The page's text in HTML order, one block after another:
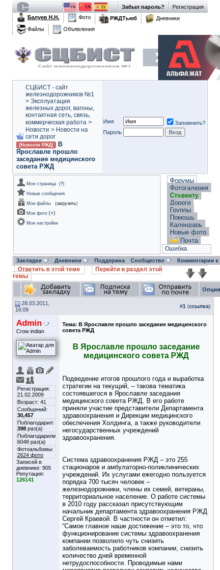
Регистрация
Забыл пароль?
Балуев Н.Н.
Фото РЖДТьюб
Дневники
Файлы
Объявления
СЦБИСТ - сайт
железнодорожников №1
> Эксплуатация
железных дорог, вагоны,
контактная сеть, связь,
коммерческая работа >
Новости > Новости на
сети дорог
[Новости РЖД]
В
Ярославле прошло
заседание медицинского
совета РЖД
Имя
Запомнить?
Пароль
Моя страница (?)
Новые сообщения
Мои файлы
(загрузить)
Мои фото (+)
Мои настройки
Форумы
Фотогалерея
Студенту
Дороги
Группы
Помощь
Календарь
Новые фото
Почта
Ошибка
Закладки Дневники Поддержка Сообщество Комментарии
Ответить в этой теме
Перейти в раздел этой
темы
28.03.2011,
16:09
#1 (ссылка)
Admin
Crow indian
Регистрация:
21.02.2009
Возраст: 41
Сообщений:
30,457
Поблагодарил:
398 раз(а)
Поблагодарили
6048 раз(а)
Фотоальбомы:
2624 фото
Записей в
дневнике: 905
Репутация:
126141
Тема: В Ярославле прошло заседание медицинского
совета РЖД
В Ярославле прошло заседание
медицинского совета РЖД
Подведение итогов прошлого года и выработка
стратегии на текущий, – такова тематика
состоявшегося в Ярославле заседания
медицинского совета РЖД. В его работе
приняли участие представители Департамента
здравоохранения и Дирекции медицинского
обеспечения Холдинга, а также руководители
негосударственных учреждений
здравоохранения.
Система здравоохранения РЖД – это 255
стационаров и амбулаторно-поликлинических
учреждений. Их услугами ежегодно пользуется
порядка 700 тысяч человек –
железнодорожники, члены их семей, ветераны,
территориальное население. О работе системы
в 2010 году рассказал присутствующим
начальник департамента здравоохранения РЖД
Сергей Краевой. В частности он отметил:
“Самое главное наше достижение – это то, что
функционирование системы здравоохранения
компании позволило чуть снизить
заболеваемость работников компании, снизить
количество дней временной
нетрудоспособности. Проводимые нами